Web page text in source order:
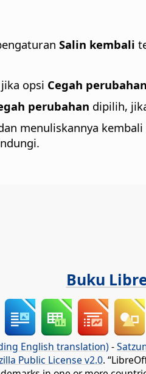
Salin kembali
opsi Cegah perubahan
perubahan dipilih,
menuliskannya
Buku
English translation) -
Public License v2.0.